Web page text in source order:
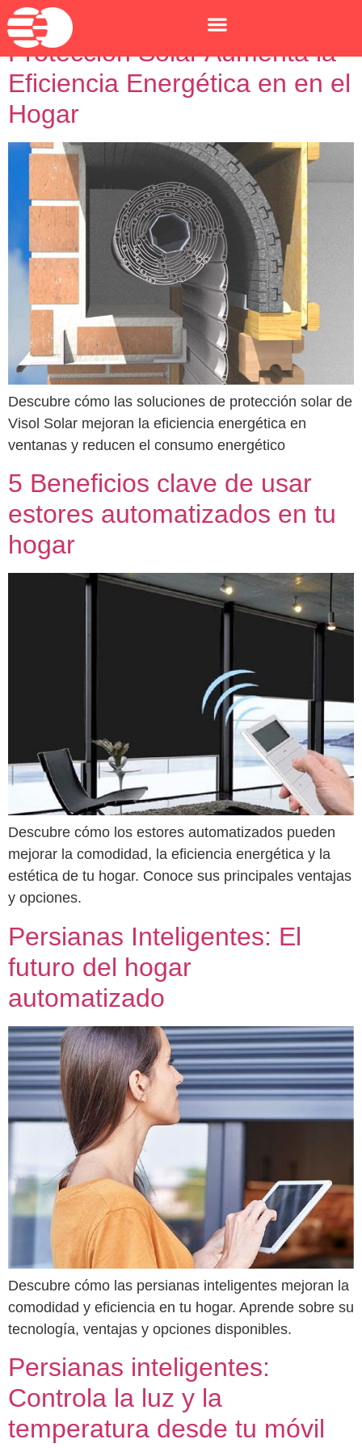
Ventanas eficientes: Cómo la
Protección Solar Aumenta la
Eficiencia Energética en en el
Hogar
Descubre cómo las soluciones de protección solar de
Visol Solar mejoran la eficiencia energética en
ventanas y reducen el consumo energético
5 Beneficios clave de usar
estores automatizados en tu
hogar
Descubre cómo los estores automatizados pueden
mejorar la comodidad, la eficiencia energética y la
estética de tu hogar. Conoce sus principales ventajas
y opciones.
Persianas Inteligentes: El
futuro del hogar
automatizado
Descubre cómo las persianas inteligentes mejoran la
comodidad y eficiencia en tu hogar. Aprende sobre su
tecnología, ventajas y opciones disponibles.
Persianas inteligentes:
Controla la luz y la
temperatura desde tu móvil